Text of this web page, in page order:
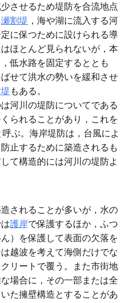
させるため堤防を合流地点
瀬割堤 ，海や湖に流入する河
に保つために設けられる導
ほとんど見られないが，本
低水路を固定するととも
せて洪水の勢いを緩和させ
もある。
河川の堤防についてである
られることがあり，これを
呼ぶ。海岸堤防は，台風によ
止するために築造されるも
て構造的には河川の堤防よ
されることが多いが，水の
護岸で保護するほか，ふつ
）を保護して表面の欠落を
越波を考えて海側だけでな
リートで覆う。また市街地
場合に，その一部または全
た擁壁構造とすることがあ